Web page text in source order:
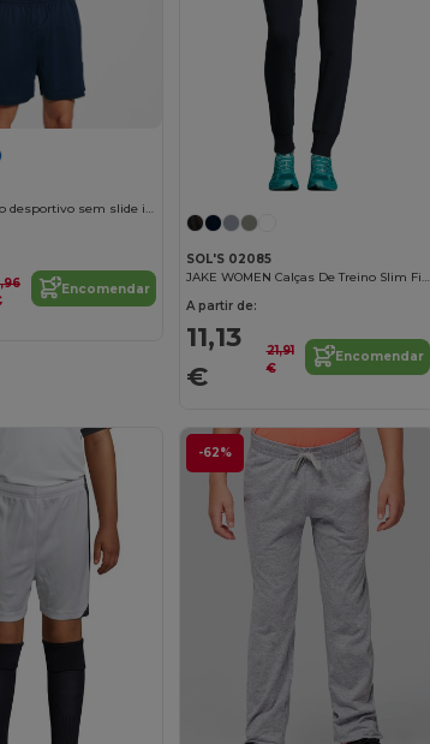
PLAYER Calção desportivo sem slide interior
Encomendar
SOL'S 02085
JAKE WOMEN Calças De Treino Slim Fit Para Senhora
A partir de:
11,13
€
21,91
€
Encomendar
-62%